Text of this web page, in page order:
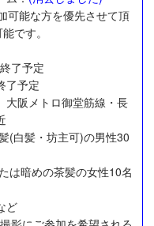
可能な方を優先させて頂
です。
了予定
了予定
大阪メトロ御堂筋線・長
(白髪・坊主可)の男性30
めの茶髪の女性10名
ど